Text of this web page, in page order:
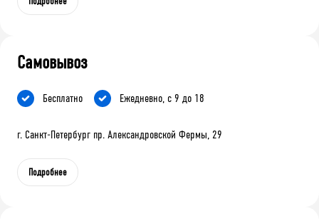
Самовывоз
Бесплатно Ежедневно, с 9 до 18
г. Санкт-Петербург пр. Александровской Фермы, 29
Подробнее